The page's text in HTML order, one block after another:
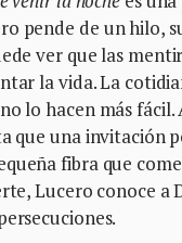
pende de un hilo,
ver que las
la vida. La
lo hacen más
que una invitación
fibra que
Lucero conoce